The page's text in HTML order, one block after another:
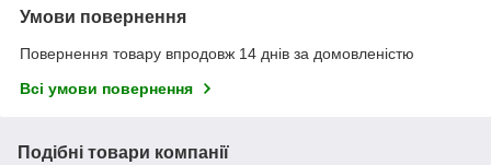
Умови повернення
Повернення товару впродовж 14 днів за домовленістю
Всі умови повернення
Подібні товари компанії